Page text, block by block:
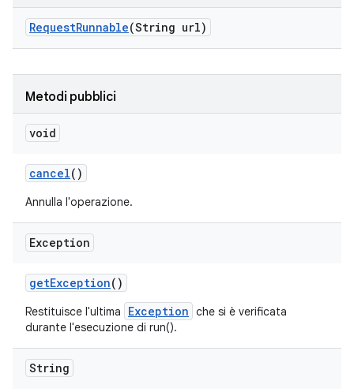
RequestRunnable(String url)
Metodi pubblici
void
cancel()
Annulla l'operazione.
Exception
getException()
Restituisce l'ultima Exception che si è verificata
durante l'esecuzione di run().
String